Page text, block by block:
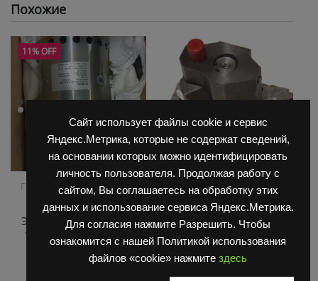
Сайт использует файлы cookie и сервис
Яндекс.Метрика, которые не содержат сведений,
на основании которых можно идентифицировать
личность пользователя. Продолжая работу с
сайтом, Вы соглашаетесь на обработку этих
данных и использование сервиса Яндекс.Метрика.
Для согласия нажмите Разрешить. Чтобы
ознакомится с нашей Политикой использования
файлов «cookie» нажмите здесь
Похожие
11% OFF
Гидравлика,Запчасти для
Электродвигатель MH
125 24V 3.0/35 2406-
3.0kW
Гидравлика,Запчасти
Балканкар
Коробка
ГДП(АКПП) 6860/6855/6870
Погрузчик ДВ 1661 , 1621
Погрузчик ДВ 1792, 1788,
1794, 1784, 1786